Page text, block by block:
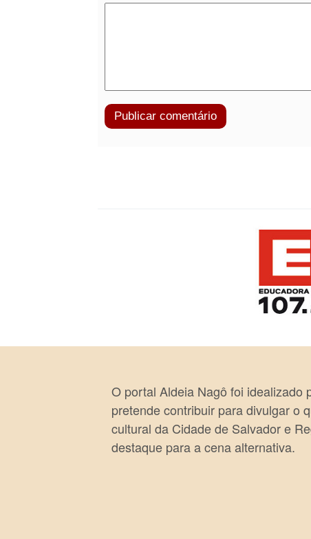
O portal Aldeia Nagô foi idealizado
pretende contribuir para divulgar o
cultural da Cidade de Salvador e
destaque para a cena alternativa.